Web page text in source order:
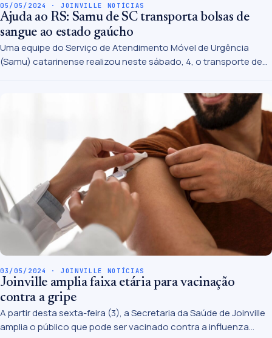
05/05/2024 · JOINVILLE NOTÍCIAS
Ajuda ao RS: Samu de SC transporta bolsas de
sangue ao estado gaúcho
Uma equipe do Serviço de Atendimento Móvel de Urgência
(Samu) catarinense realizou neste sábado, 4, o transporte de
03/05/2024 · JOINVILLE NOTÍCIAS
Joinville amplia faixa etária para vacinação
contra a gripe
A partir desta sexta-feira (3), a Secretaria da Saúde de Joinville
amplia o público que pode ser vacinado contra a influenza